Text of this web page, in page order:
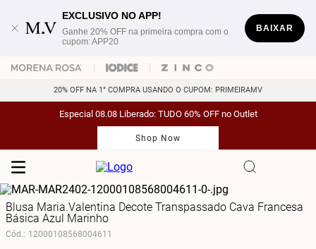
EXCLUSIVO NO APP!
Ganhe 20% OFF na primeira compra com o
cupom: APP20
BAIXAR
20% OFF NA 1° COMPRA USANDO O CUPOM: PRIMEIRAMV
Especial 08.08 Liberado: TUDO 60% OFF no Outlet
Shop Now
Blusa Maria.Valentina Decote Transpassado Cava Francesa
Básica Azul Marinho
Cód.: 12000108568004611